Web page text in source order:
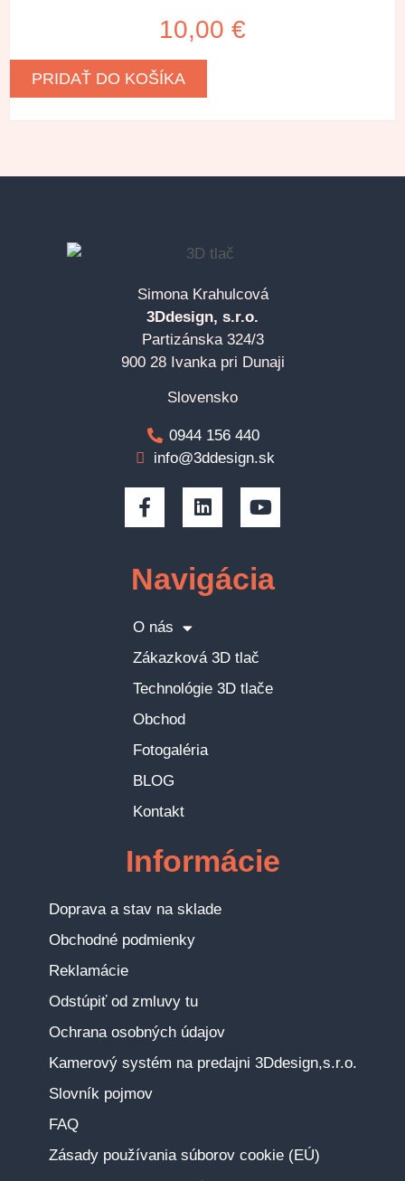
10,00 €
PRIDAŤ DO KOŠÍKA
Simona Krahulcová
3Ddesign, s.r.o.
Partizánska 324/3
900 28 Ivanka pri Dunaji
Slovensko
0944 156 440
info@3ddesign.sk
Navigácia
O nás
Zákazková 3D tlač
Technológie 3D tlače
Obchod
Fotogaléria
BLOG
Kontakt
Informácie
Doprava a stav na sklade
Obchodné podmienky
Reklamácie
Odstúpiť od zmluvy tu
Ochrana osobných údajov
Kamerový systém na predajni 3Ddesign,s.r.o.
Slovník pojmov
FAQ
Zásady používania súborov cookie (EÚ)